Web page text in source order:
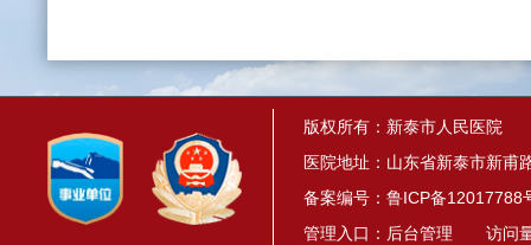
版权所有：新泰市人民医院
医院地址：山东省新泰市新甫
备案编号： 鲁ICP备12017788
管理入口： 后台管理 访问量